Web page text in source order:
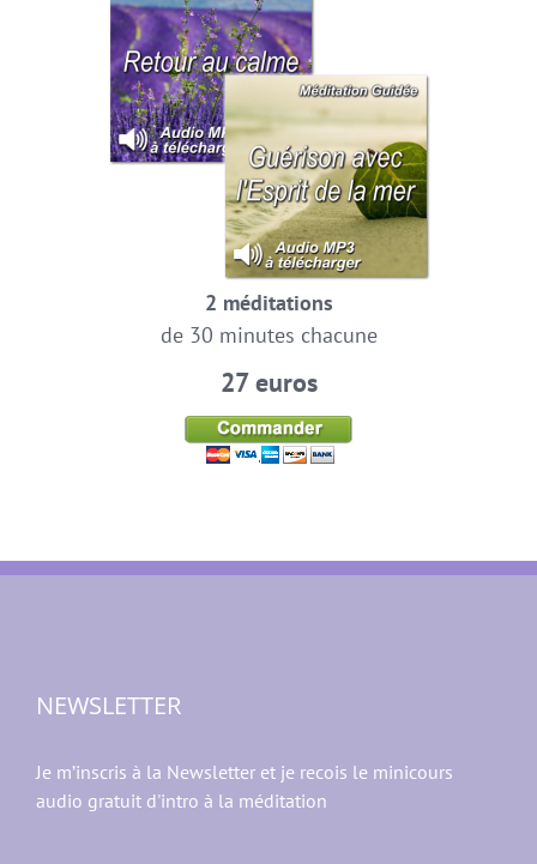
2 méditations
de 30 minutes chacune
27 euros
NEWSLETTER
Je m’inscris à la Newsletter et je recois le minicours
audio gratuit d'intro à la méditation